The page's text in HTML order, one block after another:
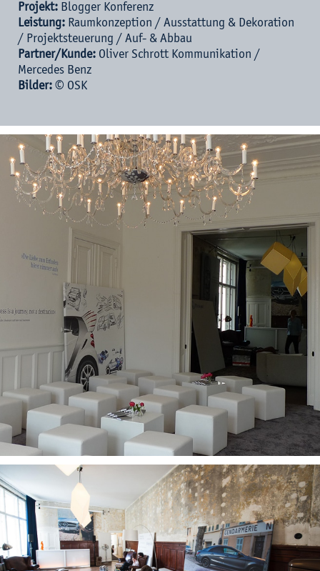
Projekt: Blogger Konferenz
Leistung: Raumkonzeption / Ausstattung & Dekoration
/ Projektsteuerung / Auf- & Abbau
Partner/Kunde: Oliver Schrott Kommunikation /
Mercedes Benz
Bilder: © OSK